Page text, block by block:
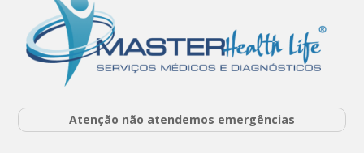
Atenção não atendemos emergências